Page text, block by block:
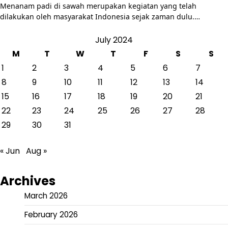
Menanam padi di sawah merupakan kegiatan yang telah
dilakukan oleh masyarakat Indonesia sejak zaman dulu.…
July 2024
M
T W T F S
S
1
2 3 4 5 6
7
8
9 10 11 12 13
14
15
16 17 18 19 20
21
22
23 24 25 26 27
28
29
30 31
« Jun Aug »
Archives
March 2026
February 2026